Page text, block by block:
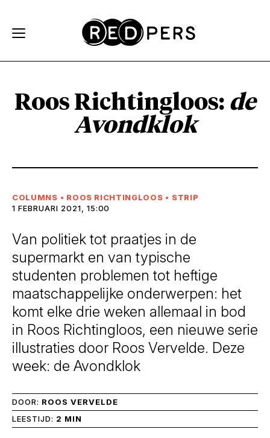
Roos Richtingloos: de
Avondklok
COLUMNS • ROOS RICHTINGLOOS • STRIP
1 FEBRUARI 2021, 15:00
Van politiek tot praatjes in de
supermarkt en van typische
studenten problemen tot heftige
maatschappelijke onderwerpen: het
komt elke drie weken allemaal in bod
in Roos Richtingloos, een nieuwe serie
illustraties door Roos Vervelde. Deze
week: de Avondklok
DOOR: ROOS VERVELDE
LEESTIJD: 2 MIN